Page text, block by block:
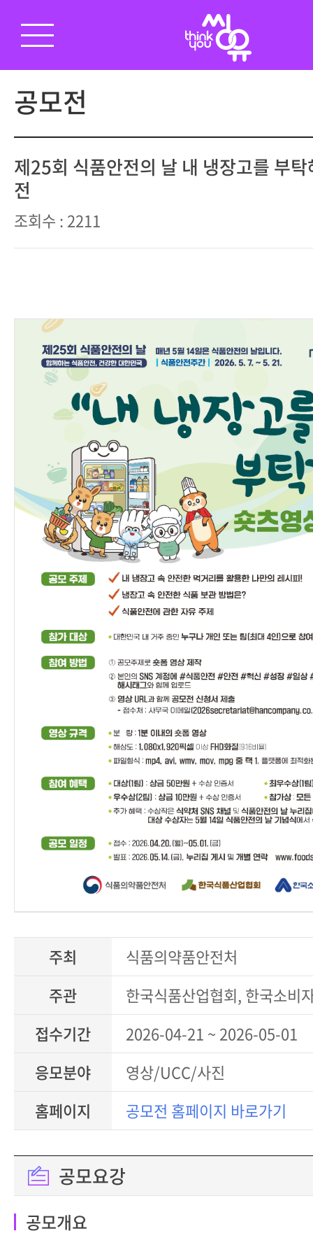
공모전
제25회 식품안전의 날 내 냉장고를 부
전
조회수 : 2211
주최
식품의약품안전처
주관
한국식품산업협회, 한국소비
접수기간
2026-04-21 ~ 2026-05-01
응모분야
영상/UCC/사진
홈페이지
공모전 홈페이지 바로가기
공모요강
공모개요